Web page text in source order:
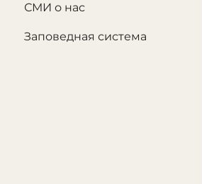
СМИ о нас
Заповедная система